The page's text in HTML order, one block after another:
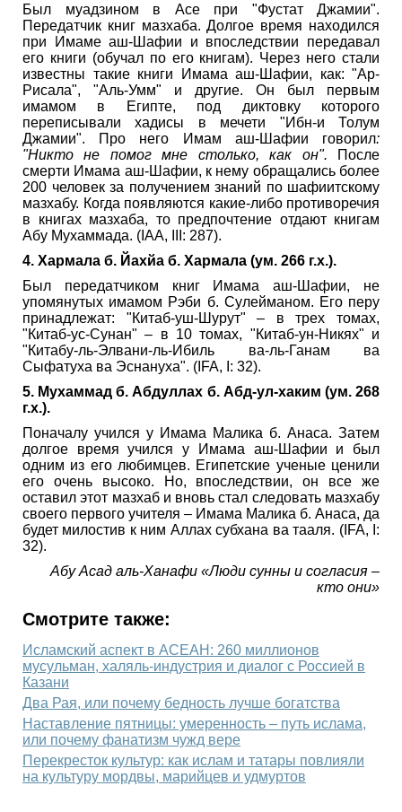
Был муадзином в Асе при "Фустат Джамии".
Передатчик книг мазхаба. Долгое время находился
при Имаме аш-Шафии и впоследствии передавал
его книги (обучал по его книгам). Через него стали
известны такие книги Имама аш-Шафии, как: "Ар-
Рисала", "Аль-Умм" и другие. Он был первым
имамом в Египте, под диктовку которого
переписывали хадисы в мечети "Ибн-и Толум
Джамии". Про него Имам аш-Шафии говорил:
"Никто не помог мне столько, как он". После
смерти Имама аш-Шафии, к нему обращались более
200 человек за получением знаний по шафиитскому
мазхабу. Когда появляются какие-либо противоречия
в книгах мазхаба, то предпочтение отдают книгам
Абу Мухаммада. (IAA, III: 287).
4. Хармала б. Йахйа б. Хармала (ум. 266 г.х.).
Был передатчиком книг Имама аш-Шафии, не
упомянутых имамом Рэби б. Сулейманом. Его перу
принадлежат: "Китаб-уш-Шурут" – в трех томах,
"Китаб-ус-Сунан" – в 10 томах, "Китаб-ун-Никях" и
"Китабу-ль-Элвани-ль-Ибиль ва-ль-Ганам ва
Сыфатуха ва Эснануха". (IFA, I: 32).
5. Мухаммад б. Абдуллах б. Абд-ул-хаким (ум. 268
г.х.).
Поначалу учился у Имама Малика б. Анаса. Затем
долгое время учился у Имама аш-Шафии и был
одним из его любимцев. Египетские ученые ценили
его очень высоко. Но, впоследствии, он все же
оставил этот мазхаб и вновь стал следовать мазхабу
своего первого учителя – Имама Малика б. Анаса, да
будет милостив к ним Аллах субхана ва тааля. (IFA, I:
32).
Абу Асад аль-Ханафи «Люди сунны и согласия –
кто они»
Смотрите также:
Исламский аспект в АСЕАН: 260 миллионов
мусульман, халяль-индустрия и диалог с Россией в
Казани
Два Рая, или почему бедность лучше богатства
Наставление пятницы: умеренность – путь ислама,
или почему фанатизм чужд вере
Перекресток культур: как ислам и татары повлияли
на культуру мордвы, марийцев и удмуртов